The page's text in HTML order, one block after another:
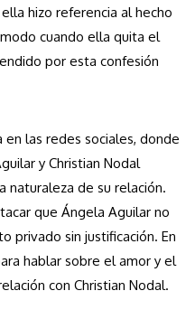
hizo referencia al hecho
cuando ella quita el
por esta confesión
las redes sociales, donde
y Christian Nodal
naturaleza de su relación.
que Ángela Aguilar no
privado sin justificación. En
hablar sobre el amor y el
con Christian Nodal.